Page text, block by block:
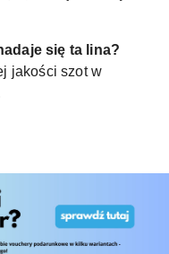
się ta lina?
jakości szot w